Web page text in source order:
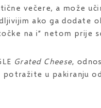
večere, a može
ako ga dodate
na i” netom prije
Grated Cheese ,
potražite u pakiranju